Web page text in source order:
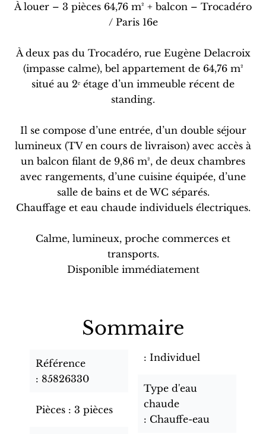
À louer – 3 pièces 64,76 m² + balcon – Trocadéro
/ Paris 16e
À deux pas du Trocadéro, rue Eugène Delacroix
(impasse calme), bel appartement de 64,76 m²
situé au 2ᵉ étage d’un immeuble récent de
standing.
Il se compose d’une entrée, d’un double séjour
lumineux (TV en cours de livraison) avec accès à
un balcon filant de 9,86 m², de deux chambres
avec rangements, d’une cuisine équipée, d’une
salle de bains et de WC séparés.
Chauffage et eau chaude individuels électriques.
Calme, lumineux, proche commerces et
transports.
Disponible immédiatement
Sommaire
Référence
85826330
Pièces 3 pièces
Individuel
Type d'eau
chaude
Chauffe-eau